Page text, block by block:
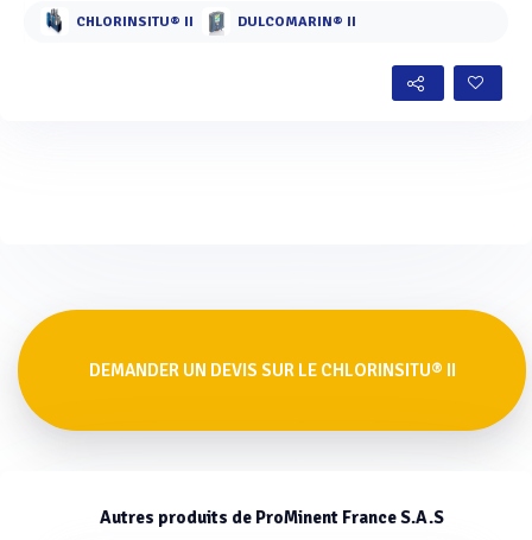
CHLORINSITU® II DULCOMARIN® II
DEMANDER UN DEVIS SUR LE CHLORINSITU® II
Autres produits de ProMinent France S.A.S